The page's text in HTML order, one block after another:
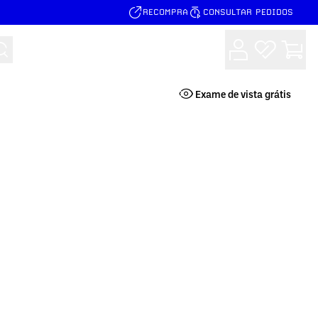
RECOMPRA CONSULTAR PEDIDOS
Exame de vista grátis